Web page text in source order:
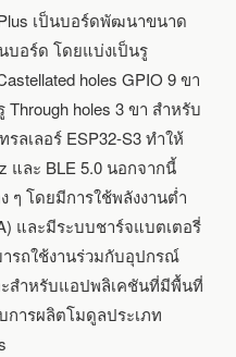
Plus เป็นบอร์ดพัฒนาขนาด
อร์ด โดยแบ่งเป็นรู
holes GPIO 9 ขา
holes 3 ขา สำหรับ
ลเลอร์ ESP32-S3 ทำให้
และ BLE 5.0 นอกจากนี้
ๆ โดยมีการใช้พลังงานต่ำ
และมีระบบชาร์จแบตเตอรี่
รถใช้งานร่วมกับอุปกรณ์
ะสำหรับแอปพลิเคชันที่มีพื้นที่
ารผลิตโมดูลประเภท